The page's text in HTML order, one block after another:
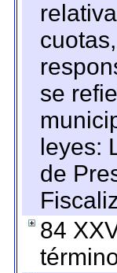
se
leyes:
de
84